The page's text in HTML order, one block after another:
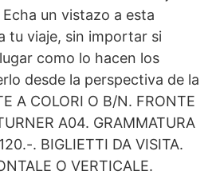
un vistazo a esta
tu viaje, sin importar si
como lo hacen los
desde la perspectiva de la
A COLORI O B/N. FRONTE
A04. GRAMMATURA
. BIGLIETTI DA VISITA.
O VERTICALE.